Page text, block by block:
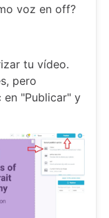
voz en off?
tu vídeo.
pero
en "Publicar" y